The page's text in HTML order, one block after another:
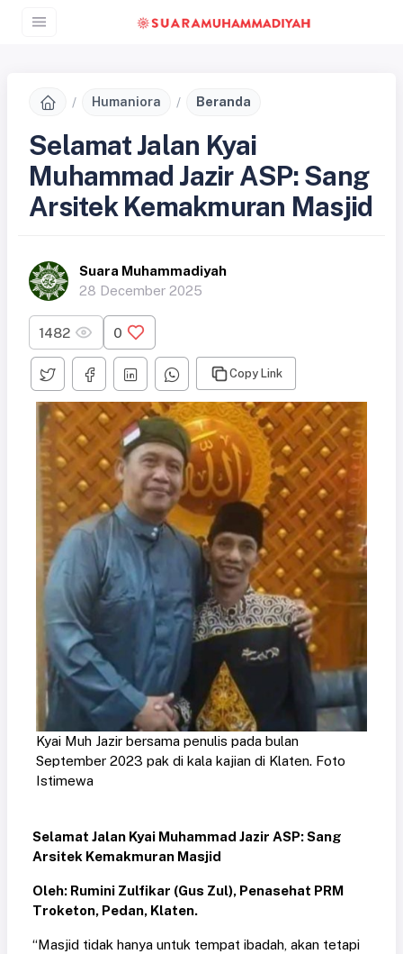
Humaniora Beranda
Selamat Jalan Kyai
Muhammad Jazir ASP: Sang
Arsitek Kemakmuran Masjid
Suara Muhammadiyah
28 December 2025
1482 0
Copy Link
Kyai Muh Jazir bersama penulis pada bulan
September 2023 pak di kala kajian di Klaten. Foto
Istimewa
Selamat Jalan Kyai Muhammad Jazir ASP: Sang
Arsitek Kemakmuran Masjid
Oleh: Rumini Zulfikar (Gus Zul), Penasehat PRM
Troketon, Pedan, Klaten.
“Masjid tidak hanya untuk tempat ibadah, akan tetapi